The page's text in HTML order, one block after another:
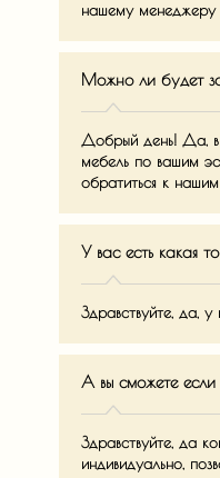
нашему менеджеру
Можно ли будет
Добрый день! Да,
мебель по вашим
обратиться к
У вас есть какая
Здравствуйте, да, у
А вы сможете
Здравствуйте, да
индивидуально,